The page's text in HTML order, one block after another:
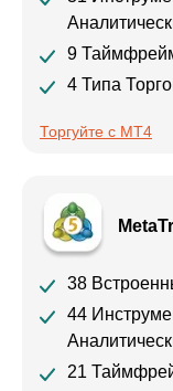
9
4 Типа
Торгуйте с MT4
38
44
21